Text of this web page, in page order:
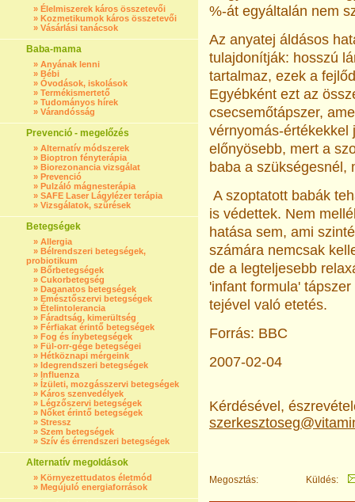
» Élelmiszerek káros összetevői
» Kozmetikumok káros összetevői
» Vásárlási tanácsok
Baba-mama
» Anyának lenni
» Bébi
» Óvodások, iskolások
» Termékismertető
» Tudományos hírek
» Várandósság
Prevenció - megelőzés
» Alternatív módszerek
» Bioptron fényterápia
» Biorezonancia vizsgálat
» Prevenció
» Pulzáló mágnesterápia
» SAFE Laser Lágylézer terápia
» Vizsgálatok, szűrések
Betegségek
» Allergia
» Bélrendszeri betegségek,
probiotikum
» Bőrbetegségek
» Cukorbetegség
» Daganatos betegségek
» Emésztőszervi betegségek
» Ételintolerancia
» Fáradtság, kimerültség
» Férfiakat érintő betegségek
» Fog és ínybetegségek
» Fül-orr-gége betegségei
» Hétköznapi mérgeink
» Idegrendszeri betegségek
» Influenza
» Ízületi, mozgásszervi betegségek
» Káros szenvedélyek
» Légzőszervi betegségek
» Nőket érintő betegségek
» Stressz
» Szem betegségek
» Szív és érrendszeri betegségek
Alternatív megoldások
» Környezettudatos életmód
» Megújuló energiaforrások
%-át egyáltalán nem
Az anyatej áldásos
tulajdonítják: hosszú
tartalmaz, ezek a
Egyébként ezt az
csecsemőtápszer,
vérnyomás-értékekkel
előnyösebb, mert a
baba a szükségesnél,
A szoptatott babák
is védettek. Nem
hatása sem, ami
számára nemcsak
de a legteljesebb
'infant formula'
tejével való etetés.
Forrás: BBC
2007-02-04
Kérdésével,
Megosztás: Küldés: